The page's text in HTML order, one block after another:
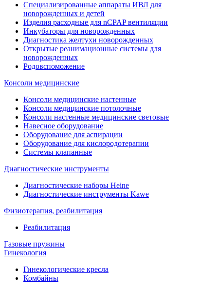
Специализированные аппараты ИВЛ для
новорожденных и детей
Изделия расходные для nCPAP вентиляции
Инкубаторы для новорожденных
Диагностика желтухи новорожденных
Открытые реанимационные системы для
новорожденных
Родовспоможение
Консоли медицинские
Консоли медицинские настенные
Консоли медицинские потолочные
Консоли настенные медицинские световые
Навесное оборудование
Оборудование для аспирации
Оборудование для кислородотерапии
Системы клапанные
Диагностические инструменты
Диагностические наборы Heine
Диагностические инструменты Kawe
Физиотерапия, реабилитация
Реабилитация
Газовые пружины
Гинекология
Гинекологические кресла
Комбайны